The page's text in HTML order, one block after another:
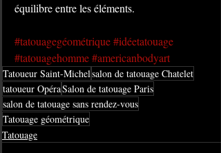
équilibre entre les éléments.
#tatouagegéométrique#idéetatouage
#tatouagehomme#americanbodyart
Tatoueur Saint-Michelsalon de tatouage Chatelet
tatoueur OpéraSalon de tatouage Paris
salon de tatouage sans rendez-vous
Tatouage géométrique
Tatouage